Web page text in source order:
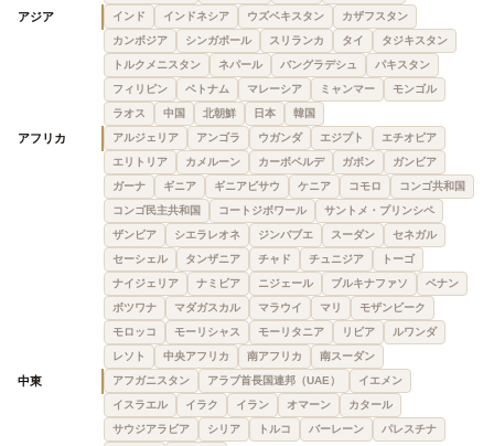
アジア インド インドネシア ウズベキスタン
カザフスタン
カンボジア
シンガポール スリランカ タイ
タジキスタン
トルクメニスタン
ネパール バングラデシュ
パキスタン
フィリピン
ベトナム マレーシア ミャンマー
モンゴル
ラオス
中国 北朝鮮 日本 韓国
アフリカ アルジェリア アンゴラ ウガンダ エジプト
エチオピア
エリトリア
カメルーン カーボベルデ ガボン
ガンビア
ガーナ
ギニア ギニアビサウ ケニア コモロ
コンゴ共和国
コンゴ民主共和国
コートジボワール
サントメ・プリンシペ
ザンビア
シエラレオネ ジンバブエ スーダン
セネガル
セーシェル
タンザニア チャド チュニジア
トーゴ
ナイジェリア
ナミビア ニジェール ブルキナファソ
ベナン
ボツワナ
マダガスカル マラウイ マリ
モザンビーク
モロッコ
モーリシャス モーリタニア リビア
ルワンダ
レソト
中央アフリカ 南アフリカ 南スーダン
中東 アフガニスタン アラブ首長国連邦（UAE）
イエメン
イスラエル
イラク イラン オマーン
カタール
サウジアラビア
シリア トルコ バーレーン
パレスチナ